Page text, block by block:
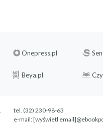
Onepress.pl
Beya.pl
tel. (32) 230-98-63
e-mail:[wyświetl